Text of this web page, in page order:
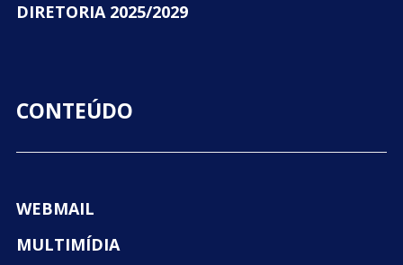
DIRETORIA 2025/2029
CONTEÚDO
WEBMAIL
MULTIMÍDIA